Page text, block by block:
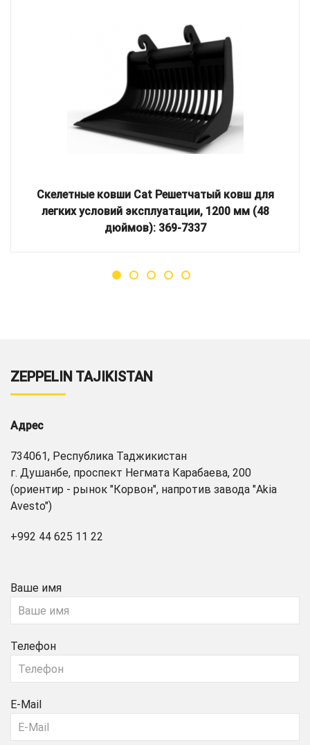
Скелетные ковши Cat Решетчатый ковш для
легких условий эксплуатации, 1200 мм (48
дюймов): 369-7337
ZEPPELIN TAJIKISTAN
Адрес
734061, Республика Таджикистан
г. Душанбе, проспект Негмата Карабаева, 200
(ориентир - рынок "Корвон", напротив завода "Akia
Avesto")
+992 44 625 11 22
Ваше имя
Телефон
E-Mail